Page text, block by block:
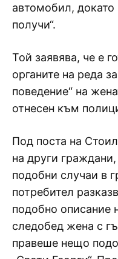
автомобил,
получи“.
Той заявява, че е
органите на реда
поведение“ на
отнесен към
Под поста на
на други
подобни случаи в
потребител
подобно описание
следобед жена с
правеше нещо